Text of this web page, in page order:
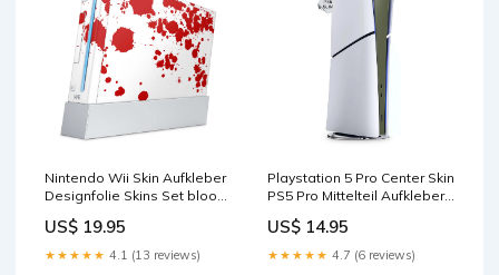
Nintendo Wii Skin Aufkleber
Designfolie Skins Set blood
US$ 19.95
★★★★★ 4.1 (13 reviews)
Playstation 5 Pro Center Skin
PS5 Pro Mittelteil Aufkleber
US$ 14.95
★★★★★ 4.7 (6 reviews)